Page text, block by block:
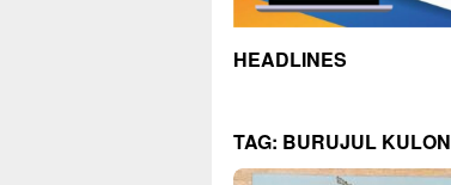
HEADLINES
TAG: BURUJUL KULON